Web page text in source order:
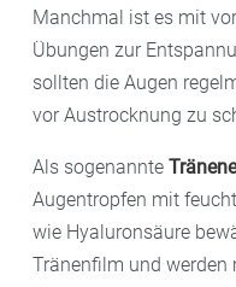
Manchmal ist es mit
Übungen zur
sollten die Augen
vor Austrocknung zu
Als sogenannte
Augentropfen mit
wie Hyaluronsäure
Tränenfilm und